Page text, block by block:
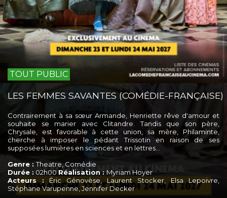
TOUT PUBLIC
LES FEMMES SAVANTES (COMÉDIE-FRANÇAISE)
Contrairement à sa sœur Armande, Henriette rêve d'amour et
souhaite se marier avec Clitandre. Tandis que son père,
Chrysale, est favorable à cette union, sa mère, Philaminte,
cherche à imposer le pédant Trissotin en raison de ses
supposées lumières en sciences et en lettres…
Genre :Theatre, Comédie
Durée : 02h00Réalisation : Myriam Hoyer
Acteurs : Éric Génovèse, Laurent Stocker, Elsa Lepoivre,
Stéphane Varupenne, Jennifer Decker